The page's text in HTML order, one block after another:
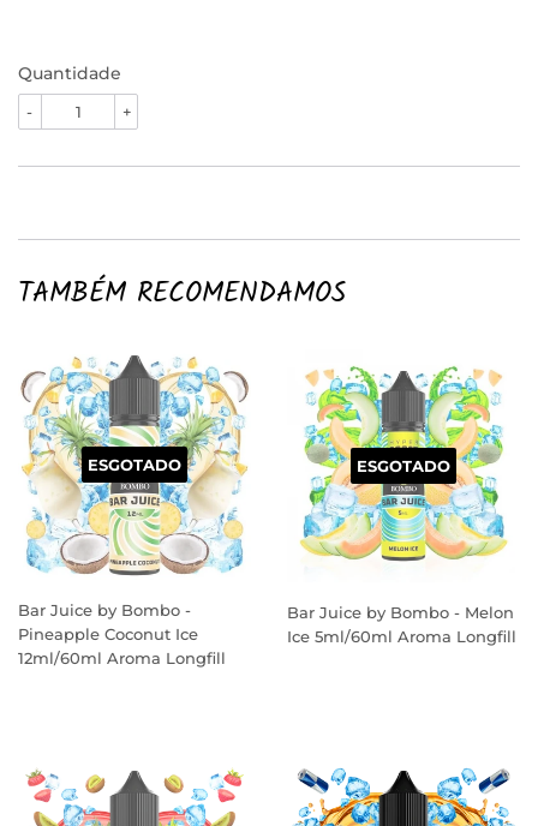
Quantidade
+
-
TAMBÉM RECOMENDAMOS
ESGOTADO
Bar Juice by Bombo -
Pineapple Coconut Ice
12ml/60ml Aroma Longfill
ESGOTADO
Bar Juice by Bombo - Melon
Ice 5ml/60ml Aroma Longfill